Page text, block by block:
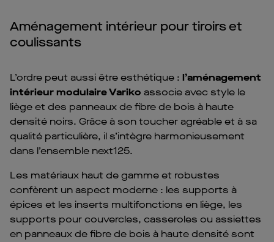
Aménagement intérieur pour tiroirs et
coulissants
L’ordre peut aussi être esthétique : l’aménagement
intérieur modulaire Variko associe avec style le
liège et des panneaux de fibre de bois à haute
densité noirs. Grâce à son toucher agréable et à sa
qualité particulière, il s’intègre harmonieusement
dans l’ensemble next125.
Les matériaux haut de gamme et robustes
confèrent un aspect moderne : les supports à
épices et les inserts multifonctions en liège, les
supports pour couvercles, casseroles ou assiettes
en panneaux de fibre de bois à haute densité sont